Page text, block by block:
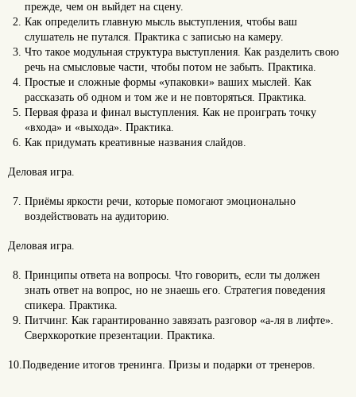
прежде, чем он выйдет на сцену.
Как определить главную мысль выступления, чтобы ваш
слушатель не путался. Практика с записью на камеру.
Что такое модульная структура выступления. Как разделить свою
речь на смысловые части, чтобы потом не забыть. Практика.
Простые и сложные формы «упаковки» ваших мыслей. Как
рассказать об одном и том же и не повторяться. Практика.
Первая фраза и финал выступления. Как не проиграть точку
«входа» и «выхода». Практика.
Как придумать креативные названия слайдов.
Деловая игра.
Приёмы яркости речи, которые помогают эмоционально
воздействовать на аудиторию.
Деловая игра.
Принципы ответа на вопросы. Что говорить, если ты должен
знать ответ на вопрос, но не знаешь его. Стратегия поведения
спикера. Практика.
Питчинг. Как гарантированно завязать разговор «а-ля в лифте».
Сверхкороткие презентации. Практика.
10.Подведение итогов тренинга. Призы и подарки от тренеров.